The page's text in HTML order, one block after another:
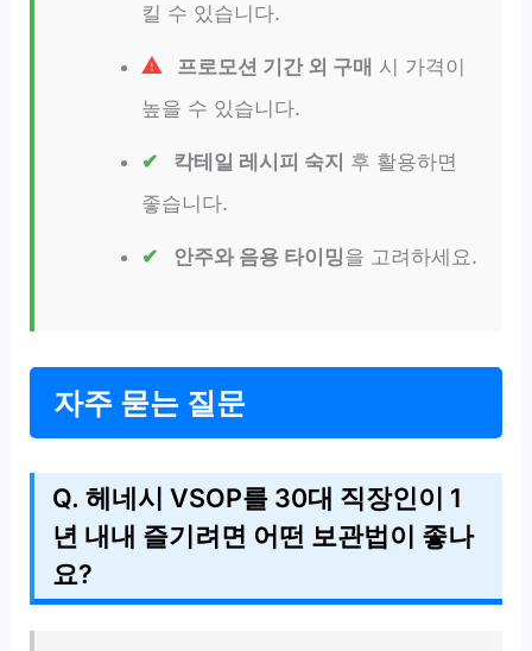
킬 수 있습니다.
프로모션 기간 외 구매 시 가격이
높을 수 있습니다.
칵테일 레시피 숙지 후 활용하면
좋습니다.
안주와 음용 타이밍을 고려하세요.
자주 묻는 질문
Q. 헤네시 VSOP를 30대 직장인이 1
년 내내 즐기려면 어떤 보관법이 좋나
요?